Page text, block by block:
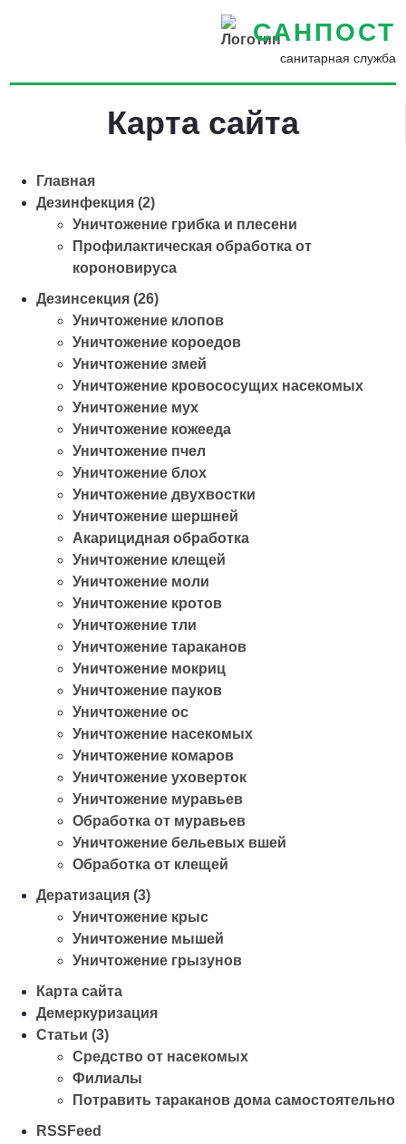
САНПОСТ
санитарная служба
Карта сайта
Главная
Дезинфекция (2)
Уничтожение грибка и плесени
Профилактическая обработка от
короновируса
Дезинсекция (26)
Уничтожение клопов
Уничтожение короедов
Уничтожение змей
Уничтожение кровососущих насекомых
Уничтожение мух
Уничтожение кожееда
Уничтожение пчел
Уничтожение блох
Уничтожение двухвостки
Уничтожение шершней
Акарицидная обработка
Уничтожение клещей
Уничтожение моли
Уничтожение кротов
Уничтожение тли
Уничтожение тараканов
Уничтожение мокриц
Уничтожение пауков
Уничтожение ос
Уничтожение насекомых
Уничтожение комаров
Уничтожение уховерток
Уничтожение муравьев
Обработка от муравьев
Уничтожение бельевых вшей
Обработка от клещей
Дератизация (3)
Уничтожение крыс
Уничтожение мышей
Уничтожение грызунов
Карта сайта
Демеркуризация
Статьи (3)
Средство от насекомых
Филиалы
Потравить тараканов дома самостоятельно
RSSFeed